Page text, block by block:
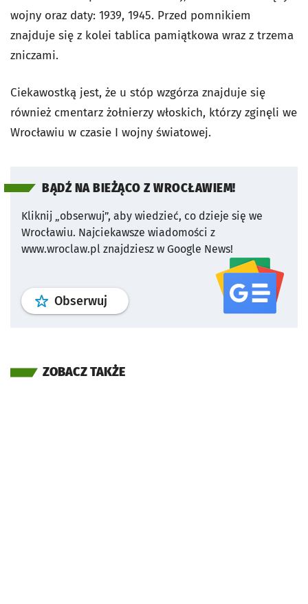
wojny oraz daty: 1939, 1945. Przed pomnikiem
znajduje się z kolei tablica pamiątkowa wraz z trzema
zniczami.
Ciekawostką jest, że u stóp wzgórza znajduje się
również cmentarz żołnierzy włoskich, którzy zginęli we
Wrocławiu w czasie I wojny światowej.
BĄDŹ NA BIEŻĄCO Z WROCŁAWIEM!
Kliknij „obserwuj”, aby wiedzieć, co dzieje się we
Wrocławiu. Najciekawsze wiadomości z
www.wroclaw.pl znajdziesz w Google News!
Obserwuj profil serwisu
ZOBACZ TAKŻE